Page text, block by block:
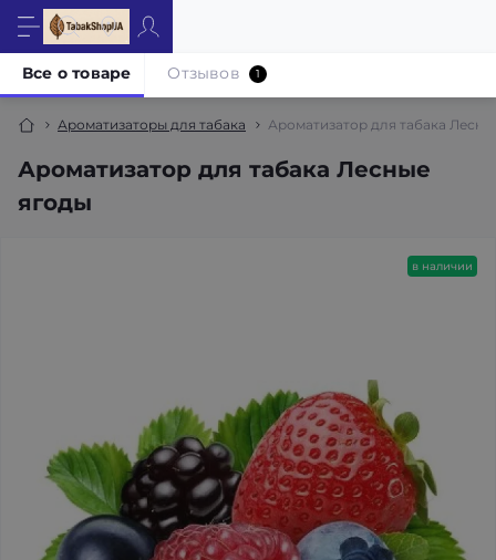
Ароматизаторы для табака Ароматизатор для табака
Ароматизатор для табака Лесные
ягоды
Все о товаре Отзывов 1
в наличии